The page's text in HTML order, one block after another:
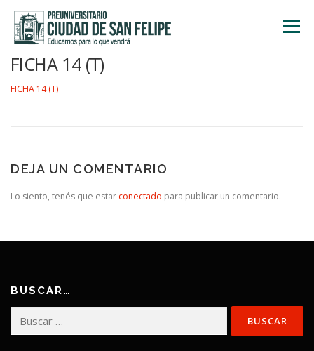
contenido
Menú
FICHA 14 (T)
FICHA 14 (T)
DEJA UN COMENTARIO
Lo siento, tenés que estar conectado para publicar un comentario.
BUSCAR…